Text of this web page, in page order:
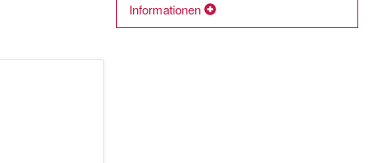
Informationen